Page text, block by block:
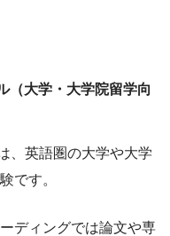
（大学・大学院留学向
、英語圏の大学や大学
です。
ディングでは論文や専